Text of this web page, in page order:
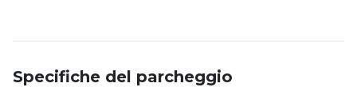
Specifiche del parcheggio